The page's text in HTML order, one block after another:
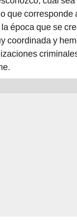
que
época que se
coordinada y